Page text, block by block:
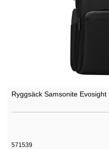
Ryggsäck Samsonite Evosight
571539